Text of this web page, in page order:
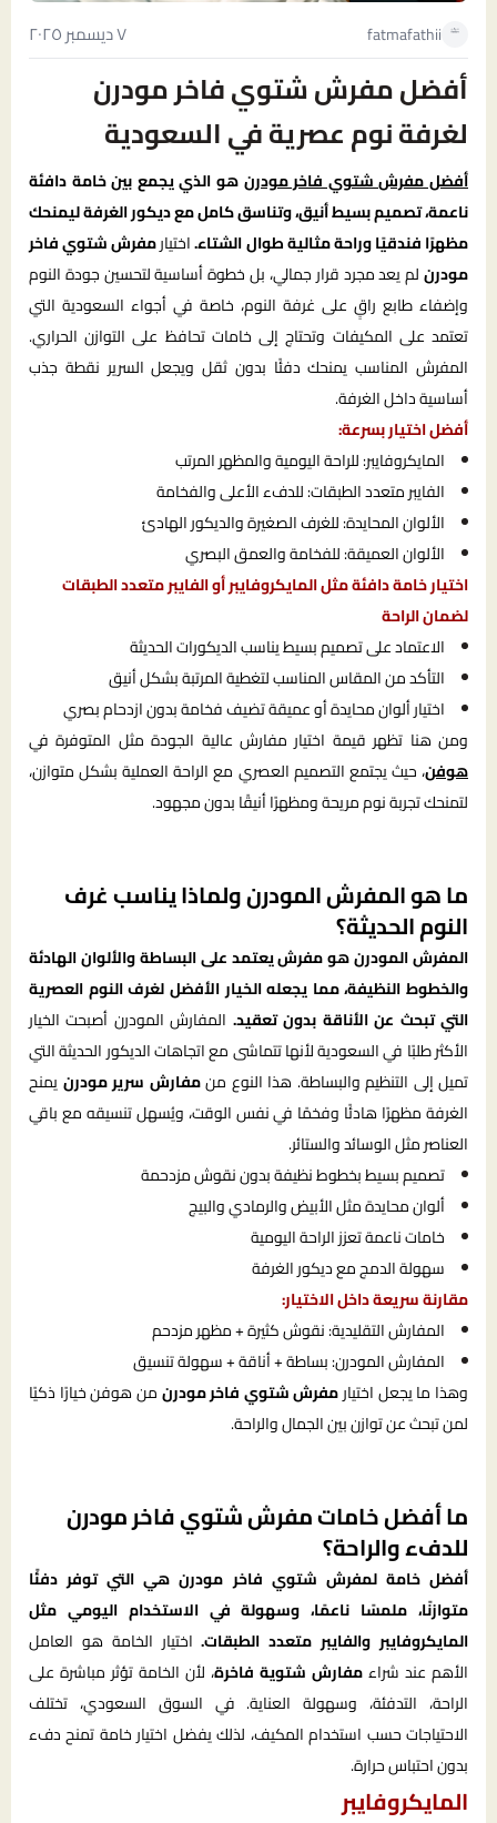
fatmafathii ٧ ديسمبر ٢٠٢٥
أفضل مفرش شتوي فاخر مودرن
لغرفة نوم عصرية في السعودية
أفضل مفرش شتوي فاخر مودرنهو الذي يجمع بين خامة دافئة
ناعمة، تصميم بسيط أنيق، وتناسق كامل مع ديكور الغرفة ليمنحك
مظهرًا فندقيًا وراحة مثالية طوال الشتاء.اختيارمفرش شتوي فاخر
مودرنلم يعد مجرد قرار جمالي، بل خطوة أساسية لتحسين جودة النوم
وإضفاء طابع راقٍ على غرفة النوم، خاصة في أجواء السعودية التي
تعتمد على المكيفات وتحتاج إلى خامات تحافظ على التوازن الحراري.
المفرش المناسب يمنحك دفئًا بدون ثقل ويجعل السرير نقطة جذب
أساسية داخل الغرفة.
أفضل اختيار بسرعة:
المايكروفايبر: للراحة اليومية والمظهر المرتب
الفايبر متعدد الطبقات: للدفء الأعلى والفخامة
الألوان المحايدة: للغرف الصغيرة والديكور الهادئ
الألوان العميقة: للفخامة والعمق البصري
اختيار خامة دافئة مثل المايكروفايبر أو الفايبر متعدد الطبقات
لضمان الراحة
الاعتماد على تصميم بسيط يناسب الديكورات الحديثة
التأكد من المقاس المناسب لتغطية المرتبة بشكل أنيق
اختيار ألوان محايدة أو عميقة تضيف فخامة بدون ازدحام بصري
ومن هنا تظهر قيمة اختيار مفارش عالية الجودة مثل المتوفرة في
هوفن، حيث يجتمع التصميم العصري مع الراحة العملية بشكل متوازن،
لتمنحك تجربة نوم مريحة ومظهرًا أنيقًا بدون مجهود.
ما هو المفرش المودرن ولماذا يناسب غرف
النوم الحديثة؟
المفرش المودرن هو مفرش يعتمد على البساطة والألوان الهادئة
والخطوط النظيفة، مما يجعله الخيار الأفضل لغرف النوم العصرية
التي تبحث عن الأناقة بدون تعقيد. المفارش المودرن أصبحت الخيار
الأكثر طلبًا في السعودية لأنها تتماشى مع اتجاهات الديكور الحديثة التي
تميل إلى التنظيم والبساطة. هذا النوع منمفارش سرير مودرنيمنح
الغرفة مظهرًا هادئًا وفخمًا في نفس الوقت، ويُسهل تنسيقه مع باقي
العناصر مثل الوسائد والستائر.
تصميم بسيط بخطوط نظيفة بدون نقوش مزدحمة
ألوان محايدة مثل الأبيض والرمادي والبيج
خامات ناعمة تعزز الراحة اليومية
سهولة الدمج مع ديكور الغرفة
مقارنة سريعة داخل الاختيار:
المفارش التقليدية: نقوش كثيرة + مظهر مزدحم
المفارش المودرن: بساطة + أناقة + سهولة تنسيق
وهذا ما يجعل اختيارمفرش شتوي فاخر مودرنمن هوفن خيارًا ذكيًا
لمن تبحث عن توازن بين الجمال والراحة.
ما أفضل خامات مفرش شتوي فاخر مودرن
للدفء والراحة؟
أفضل خامة لمفرش شتوي فاخر مودرن هي التي توفر دفئًا
متوازنًا، ملمسًا ناعمًا، وسهولة في الاستخدام اليومي مثل
المايكروفايبر والفايبر متعدد الطبقات. اختيار الخامة هو العامل
الأهم عند شراءمفارش شتوية فاخرة، لأن الخامة تؤثر مباشرة على
الراحة، التدفئة، وسهولة العناية. في السوق السعودي، تختلف
الاحتياجات حسب استخدام المكيف، لذلك يفضل اختيار خامة تمنح دفء
بدون احتباس حرارة.
المايكروفايبر